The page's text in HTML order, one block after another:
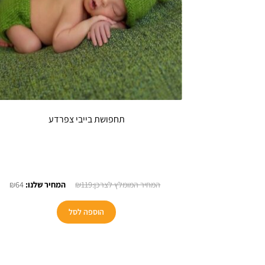
תחפושת בייבי צפרדע
₪119
המחיר
היה:
₪119.
₪64
הוספה לסל